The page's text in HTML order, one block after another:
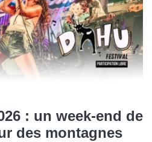
: un week-end de
des montagnes